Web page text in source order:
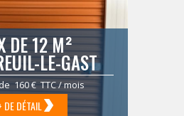
DE 12 M²
LE-GAST
160 € TTC / mois
DE DÉTAIL